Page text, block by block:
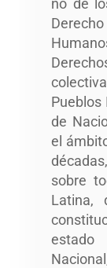
no de
Pueblos
de
el
sobre
Latina,
estado